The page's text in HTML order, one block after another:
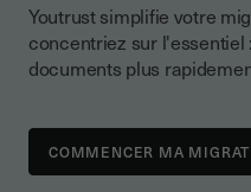
Youtrust simplifie votre
concentriez sur
documents plus